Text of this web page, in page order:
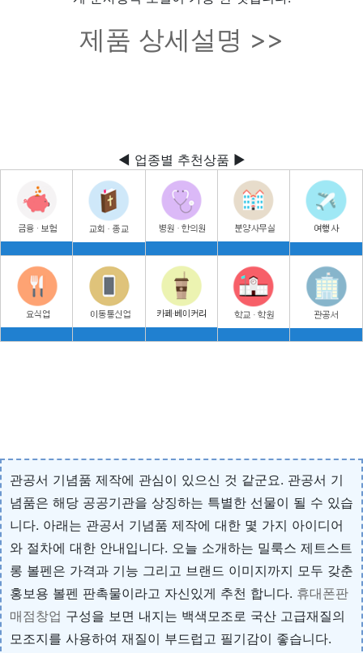
제품 상세설명 >>
◀ 업종별 추천상품 ▶
관공서 기념품 제작에 관심이 있으신 것 같군요. 관공서 기
념품은 해당 공공기관을 상징하는 특별한 선물이 될 수 있습
니다. 아래는 관공서 기념품 제작에 대한 몇 가지 아이디어
와 절차에 대한 안내입니다. 오늘 소개하는 밀룩스 제트스트
롱 볼펜은 가격과 기능 그리고 브랜드 이미지까지 모두 갖춘
홍보용 볼펜 판촉물이라고 자신있게 추천 합니다. 휴대폰판
매점창업 구성을 보면 내지는 백색모조로 국산 고급재질의
모조지를 사용하여 재질이 부드럽고 필기감이 좋습니다.